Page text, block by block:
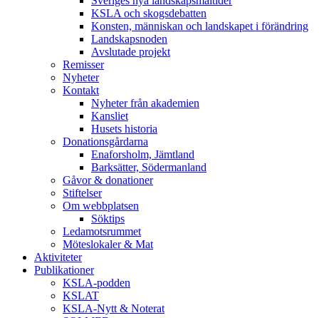
KSLA och skogsdebatten
Konsten, människan och landskapet i förändring
Landskapsnoden
Avslutade projekt
Remisser
Nyheter
Kontakt
Nyheter från akademien
Kansliet
Husets historia
Donationsgårdarna
Enaforsholm, Jämtland
Barksätter, Södermanland
Gåvor & donationer
Stiftelser
Om webbplatsen
Söktips
Ledamotsrummet
Möteslokaler & Mat
Aktiviteter
Publikationer
KSLA-podden
KSLAT
KSLA-Nytt & Noterat